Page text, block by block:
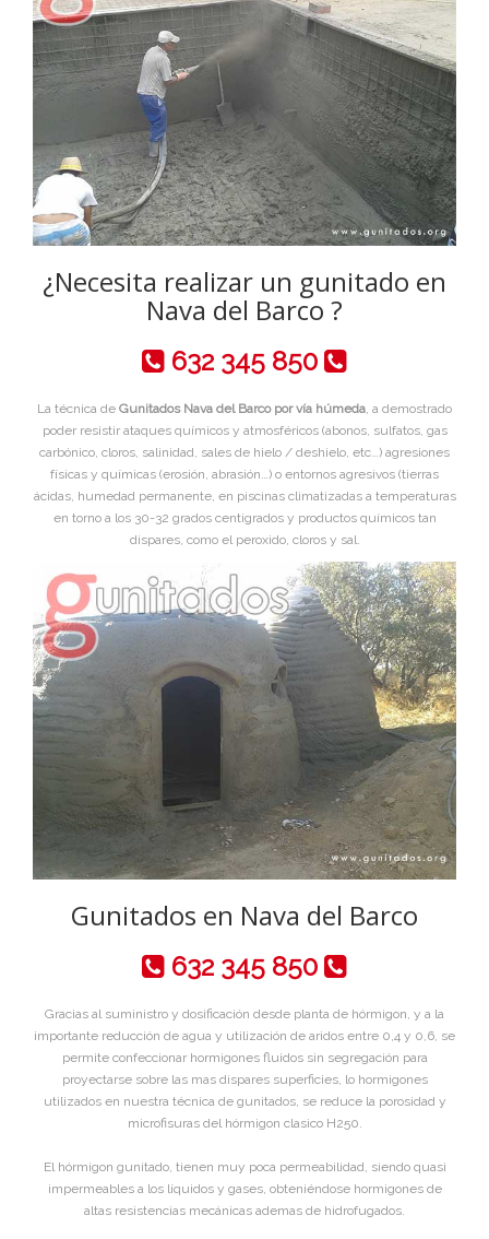
¿Necesita realizar un gunitado en
Nava del Barco ?
632 345 850
La técnica de Gunitados Nava del Barco por vía húmeda, a demostrado
poder resistir ataques químicos y atmosféricos (abonos, sulfatos, gas
carbónico, cloros, salinidad, sales de hielo / deshielo, etc…) agresiones
físicas y químicas (erosión, abrasión…) o entornos agresivos (tierras
ácidas, humedad permanente, en piscinas climatizadas a temperaturas
en torno a los 30-32 grados centigrados y productos químicos tan
dispares, como el peroxido, cloros y sal.
Gunitados en Nava del Barco
632 345 850
Gracias al suministro y dosificación desde planta de hórmigon, y a la
importante reducción de agua y utilización de aridos entre 0,4 y 0,6, se
permite confeccionar hormigones fluidos sin segregación para
proyectarse sobre las mas dispares superficies, lo hormigones
utilizados en nuestra técnica de gunitados, se reduce la porosidad y
microfisuras del hórmigon clasico H250.
El hórmigon gunitado, tienen muy poca permeabilidad, siendo quasi
impermeables a los líquidos y gases, obteniéndose hormigones de
altas resistencias mecánicas ademas de hidrofugados.